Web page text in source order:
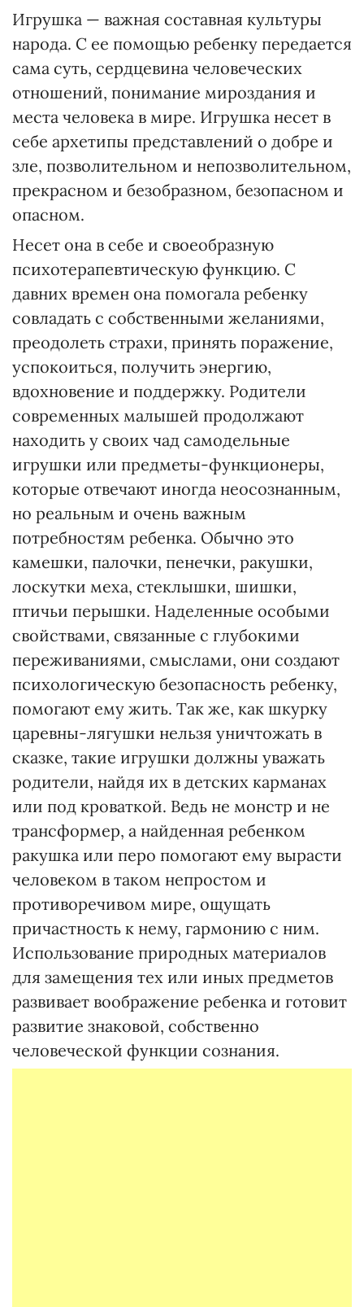
Игрушка — важная составная культуры
народа. С ее помощью ребенку передается
сама суть, сердцевина человеческих
отношений, понимание мироздания и
места человека в мире. Игрушка несет в
себе архетипы представлений о добре и
зле, позволительном и непозволительном,
прекрасном и безобразном, безопасном и
опасном.
Несет она в себе и своеобразную
психотерапевтическую функцию. С
давних времен она помогала ребенку
совладать с собственными желаниями,
преодолеть страхи, принять поражение,
успокоиться, получить энергию,
вдохновение и поддержку. Родители
современных малышей продолжают
находить у своих чад самодельные
игрушки или предметы-функционеры,
которые отвечают иногда неосознанным,
но реальным и очень важным
потребностям ребенка. Обычно это
камешки, палочки, пенечки, ракушки,
лоскутки меха, стеклышки, шишки,
птичьи перышки. Наделенные особыми
свойствами, связанные с глубокими
переживаниями, смыслами, они создают
психологическую безопасность ребенку,
помогают ему жить. Так же, как шкурку
царевны-лягушки нельзя уничтожать в
сказке, такие игрушки должны уважать
родители, найдя их в детских карманах
или под кроваткой. Ведь не монстр и не
трансформер, а найденная ребенком
ракушка или перо помогают ему вырасти
человеком в таком непростом и
противоречивом мире, ощущать
причастность к нему, гармонию с ним.
Использование природных материалов
для замещения тех или иных предметов
развивает воображение ребенка и готовит
развитие знаковой, собственно
человеческой функции сознания.